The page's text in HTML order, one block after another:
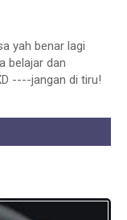
yah benar lagi
belajar dan
----jangan di tiru!